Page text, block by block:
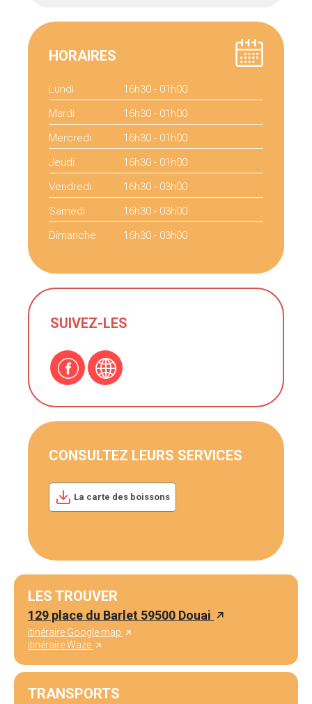
HORAIRES
Lundi
16h30 - 01h00
Mardi
16h30 - 01h00
Mercredi
16h30 - 01h00
Jeudi
16h30 - 01h00
Vendredi
16h30 - 03h00
Samedi
16h30 - 03h00
Dimanche
16h30 - 03h00
SUIVEZ-LES
CONSULTEZ LEURS SERVICES
La carte des boissons
LES TROUVER
129 place du Barlet 59500 Douai
itinéraire Google map
itinéraire Waze
TRANSPORTS